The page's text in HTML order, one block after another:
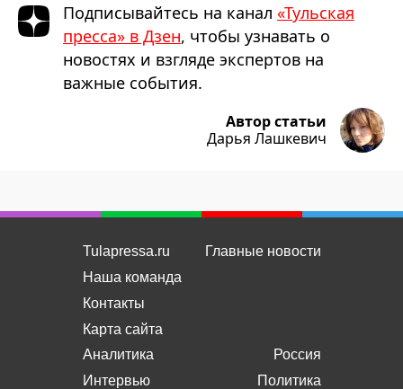
Подписывайтесь на канал «Тульская
пресса» в Дзен, чтобы узнавать о
новостях и взгляде экспертов на
важные события.
Автор статьи
Дарья Лашкевич
Tulapressa.ru
Наша команда
Контакты
Карта сайта
Главные новости
Аналитика
Интервью
Россия
Политика